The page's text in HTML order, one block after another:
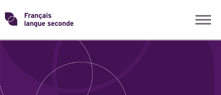
Skip
toTransformons
THÈMES